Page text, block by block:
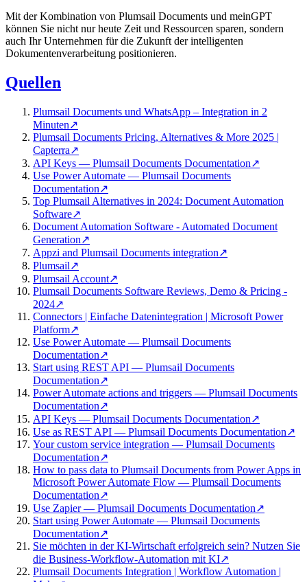
Mit der Kombination von Plumsail Documents und meinGPT
können Sie nicht nur heute Zeit und Ressourcen sparen, sondern
auch Ihr Unternehmen für die Zukunft der intelligenten
Dokumentenverarbeitung positionieren.
Quellen
Plumsail Documents und WhatsApp – Integration in 2
Minuten↗
Plumsail Documents Pricing, Alternatives & More 2025 |
Capterra↗
API Keys — Plumsail Documents Documentation↗
Use Power Automate — Plumsail Documents
Documentation↗
Top Plumsail Alternatives in 2024: Document Automation
Software↗
Document Automation Software - Automated Document
Generation↗
Appzi and Plumsail Documents integration↗
Plumsail↗
Plumsail Account↗
Plumsail Documents Software Reviews, Demo & Pricing -
2024↗
Connectors | Einfache Datenintegration | Microsoft Power
Platform↗
Use Power Automate — Plumsail Documents
Documentation↗
Start using REST API — Plumsail Documents
Documentation↗
Power Automate actions and triggers — Plumsail Documents
Documentation↗
API Keys — Plumsail Documents Documentation↗
Use as REST API — Plumsail Documents Documentation↗
Your custom service integration — Plumsail Documents
Documentation↗
How to pass data to Plumsail Documents from Power Apps in
Microsoft Power Automate Flow — Plumsail Documents
Documentation↗
Use Zapier — Plumsail Documents Documentation↗
Start using Power Automate — Plumsail Documents
Documentation↗
Sie möchten in der KI-Wirtschaft erfolgreich sein? Nutzen Sie
die Business-Workflow-Automation mit KI↗
Plumsail Documents Integration | Workflow Automation |